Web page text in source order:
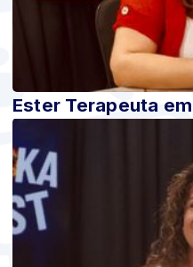
Ester Terapeuta